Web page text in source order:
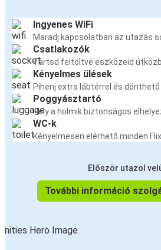
Ingyenes WiFi
Maradj kapcsolatban az utazás
Csatlakozók
Tartsd feltöltve eszközeid
Kényelmes ülések
Pihenj extra lábtérrel és dönthető
Poggyásztartó
Hely a holmik biztonságos
WC-k
Kényelmesen elérhető minden
Először utazol
További információ